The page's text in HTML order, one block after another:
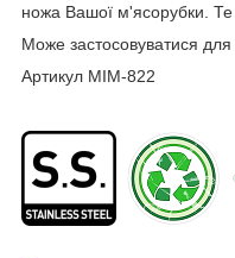
ножа Вашої м'ясорубки. Те
Може застосовуватися
Артикул МІМ-822